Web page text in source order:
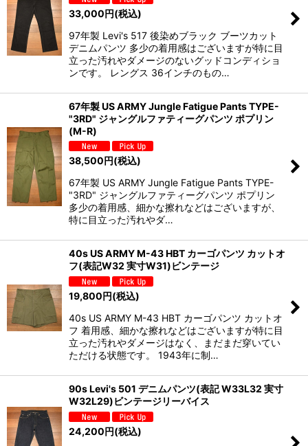
絞り込む
33,000円(税込)
97年製 Levi's 517 後染めブラック ブーツカット
デニムパンツ 多少の着用感はございますが特に目
立った汚れやダメージのないグッドコンディショ
ンです。 レングス 36インチのもの…
67年製 US ARMY Jungle Fatigue Pants TYPE-
"3RD" ジャングルファティーグパンツ ポプリン
(M-R)
38,500円(税込)
67年製 US ARMY Jungle Fatigue Pants TYPE-
"3RD" ジャングルファティーグパンツ ポプリン
多少の着用感、細かな擦れなどはございますが、
特に目立った汚れやダ…
40s US ARMY M-43 HBT カーゴパンツ カットオ
フ(表記W32 実寸W31)ビンテージ
19,800円(税込)
40s US ARMY M-43 HBT カーゴパンツ カットオ
フ 着用感、細かな擦れなどはございますが特に目
立った汚れやダメージはなく、まだまだ穿いてい
ただける状態です。 1943年に制…
90s Levi's 501 デニムパンツ(表記 W33L32 実寸
W32L29)ビンテージリーバイス
24,200円(税込)